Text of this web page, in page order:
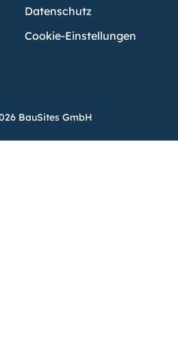
Datenschutz
Cookie-Einstellungen
BauSites GmbH